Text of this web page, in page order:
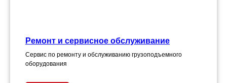
Ремонт и сервисное обслуживание
Сервис по ремонту и обслуживанию грузоподъемного
оборудования